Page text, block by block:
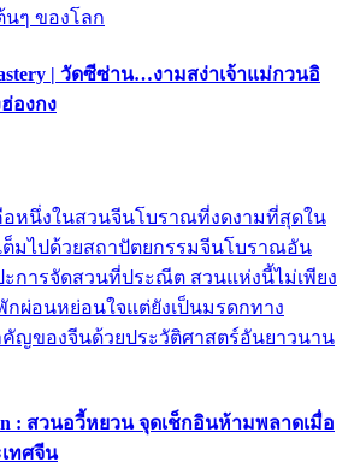
นๆ ของโลก
| วัดซีซ่าน…งามสง่าเจ้าแม่กวนอิ
องกง
หนึ่งในสวนจีนโบราณที่งดงามที่สุดใน
เต็มไปด้วยสถาปัตยกรรมจีนโบราณอัน
ะการจัดสวนที่ประณีต สวนแห่งนี้ไม่เพียง
กผ่อนหย่อนใจแต่ยังเป็นมรดกทาง
ญของจีนด้วยประวัติศาสตร์อันยาวนาน
: สวนอวี้หยวน จุดเช็กอินห้ามพลาดเมื่อ
ทศจีน